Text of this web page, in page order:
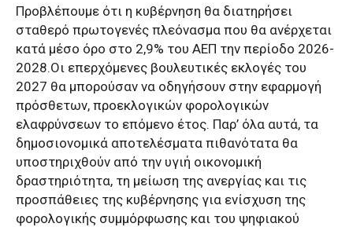
Προβλέπουμε ότι η κυβέρνηση θα διατηρήσει
σταθερό πρωτογενές πλεόνασμα που θα ανέρχεται
κατά μέσο όρο στο 2,9% του ΑΕΠ την περίοδο 2026-
2028.Οι επερχόμενες βουλευτικές εκλογές του
2027 θα μπορούσαν να οδηγήσουν στην εφαρμογή
πρόσθετων, προεκλογικών φορολογικών
ελαφρύνσεων το επόμενο έτος. Παρ’ όλα αυτά, τα
δημοσιονομικά αποτελέσματα πιθανότατα θα
υποστηριχθούν από την υγιή οικονομική
δραστηριότητα, τη μείωση της ανεργίας και τις
προσπάθειες της κυβέρνησης για ενίσχυση της
φορολογικής συμμόρφωσης και του ψηφιακού